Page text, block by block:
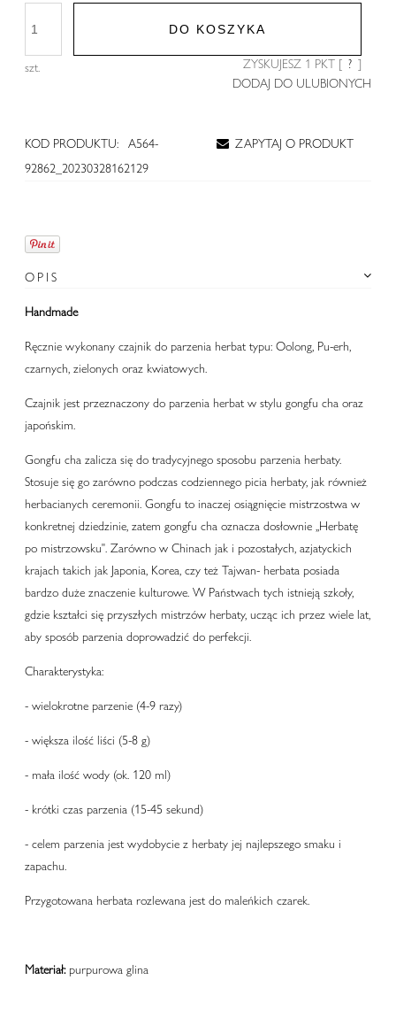
szt.
DO KOSZYKA
ZYSKUJESZ 1 PKT [ ? ]
DODAJ DO ULUBIONYCH
KOD PRODUKTU:
A564-
92862_20230328162129
ZAPYTAJ O PRODUKT
OPIS
Handmade
Ręcznie wykonany czajnik do parzenia herbat typu: Oolong, Pu-erh,
czarnych, zielonych oraz kwiatowych.
Czajnik jest przeznaczony do parzenia herbat w stylu gongfu cha oraz
japońskim.
Gongfu cha zalicza się do tradycyjnego sposobu parzenia herbaty.
Stosuje się go zarówno podczas codziennego picia herbaty, jak również
herbacianych ceremonii. Gongfu to inaczej osiągnięcie mistrzostwa w
konkretnej dziedzinie, zatem gongfu cha oznacza dosłownie ,,Herbatę
po mistrzowsku". Zarówno w Chinach jak i pozostałych, azjatyckich
krajach takich jak Japonia, Korea, czy też Tajwan- herbata posiada
bardzo duże znaczenie kulturowe. W Państwach tych istnieją szkoły,
gdzie kształci się przyszłych mistrzów herbaty, ucząc ich przez wiele lat,
aby sposób parzenia doprowadzić do perfekcji.
Charakterystyka:
- wielokrotne parzenie (4-9 razy)
- większa ilość liści (5-8 g)
- mała ilość wody (ok. 120 ml)
- krótki czas parzenia (15-45 sekund)
- celem parzenia jest wydobycie z herbaty jej najlepszego smaku i
zapachu.
Przygotowana herbata rozlewana jest do maleńkich czarek.
Materiał:purpurowa glina